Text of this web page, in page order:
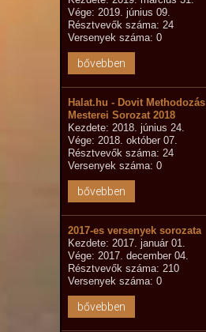
Vége: 2019. június 09.
Résztvevők száma: 24
Versenyek száma: 0
bővebben
Halat.hu - Dovit Methodozás
Mesterei Sorozat 2018
Kezdete: 2018. június 24.
Vége: 2018. október 07.
Résztvevők száma: 24
Versenyek száma: 0
bővebben
2017-es versenyek sorozata
Kezdete: 2017. január 01.
Vége: 2017. december 04.
Résztvevők száma: 210
Versenyek száma: 0
bővebben